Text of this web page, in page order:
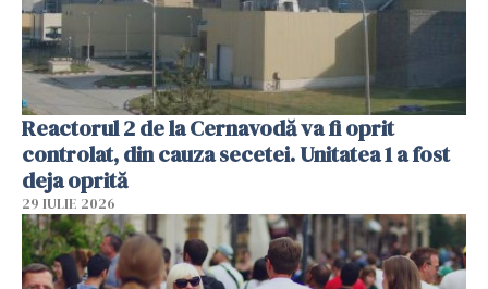
Reactorul 2 de la Cernavodă va fi oprit
controlat, din cauza secetei. Unitatea 1 a fost
deja oprită
29 IULIE 2026